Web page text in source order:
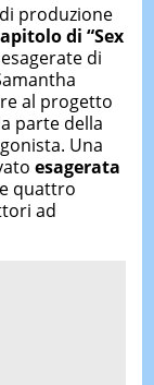
produzione
di “Sex
di
al progetto
parte della
Una
esagerata
quattro
ad